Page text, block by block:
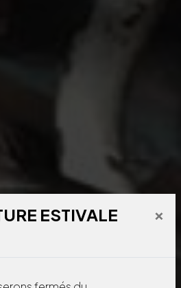
ESTIVALE ×